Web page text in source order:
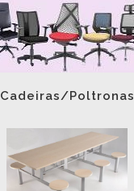
Cadeiras/Poltronas